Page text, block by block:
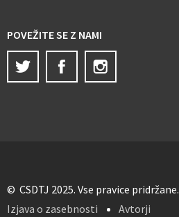
POVEŽITE SE Z NAMI
Twitter
Facebook
© CSDTJ 2025. Vse pravice pridržane.
Izjava o zasebnosti
Avtorji